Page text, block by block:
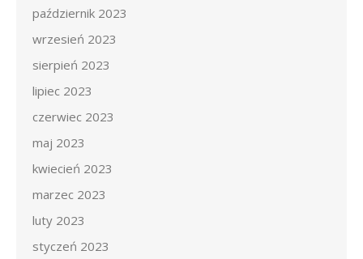
październik 2023
wrzesień 2023
sierpień 2023
lipiec 2023
czerwiec 2023
maj 2023
kwiecień 2023
marzec 2023
luty 2023
styczeń 2023